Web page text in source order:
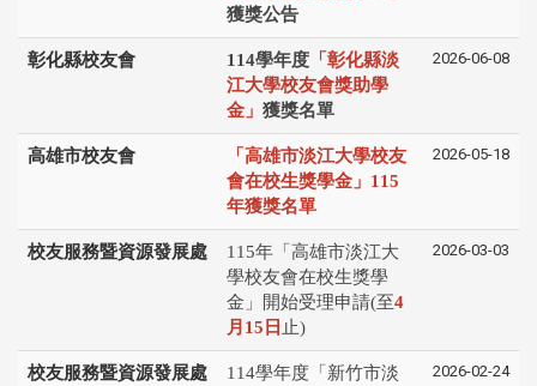
獲獎公告
彰化縣校友會 114學年度 「彰化縣淡
江大學校友會獎助學
金」 獲獎名單
2026-06-08
高雄市校友會
「高雄市淡江大學校友
會在校生獎學金」115
年獲獎名單
2026-05-18
校友服務暨資源發展處
115年「高雄市淡江大
學校友會在校生獎學
金」開始受理申請(至4
月15日 止)
2026-03-03
校友服務暨資源發展處
114學年度「新竹市淡
2026-02-24